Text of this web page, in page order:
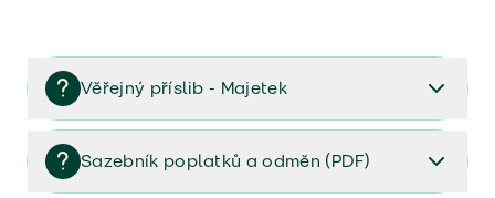
Věřejný příslib - Majetek
Věřejný příslib majetek 2023
Sazebník poplatků a odměn (PDF)